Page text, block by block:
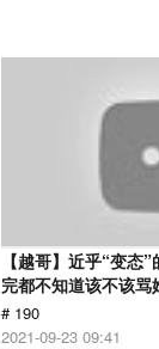
【越哥】近乎“变态
完都不知道该不该骂
# 190
2021-09-23 09:41